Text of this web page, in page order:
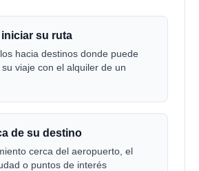
su ruta
hacia destinos donde puede
viaje con el alquiler de un
de su destino
cerca del aeropuerto, el
o puntos de interés